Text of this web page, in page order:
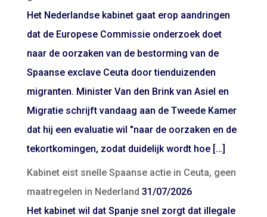
Het Nederlandse kabinet gaat erop aandringen
dat de Europese Commissie onderzoek doet
naar de oorzaken van de bestorming van de
Spaanse exclave Ceuta door tienduizenden
migranten. Minister Van den Brink van Asiel en
Migratie schrijft vandaag aan de Tweede Kamer
dat hij een evaluatie wil "naar de oorzaken en de
tekortkomingen, zodat duidelijk wordt hoe […]
Kabinet eist snelle Spaanse actie in Ceuta, geen
maatregelen in Nederland 31/07/2026
Het kabinet wil dat Spanje snel zorgt dat illegale